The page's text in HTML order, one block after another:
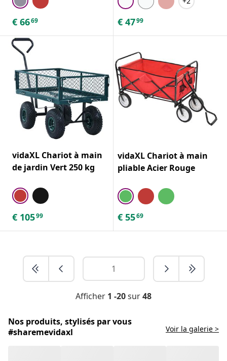
€ 6669 € 4799
vidaXL Chariot à main
de jardin Vert 250 kg
€ 10599
vidaXL Chariot à main
pliable Acier Rouge
€ 5569
Afficher 1 -20sur48
Nos produits, stylisés par vous
#sharemevidaxl
Voir la galerie >